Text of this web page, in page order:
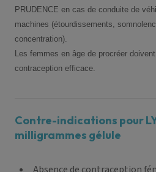
PRUDENCE en cas de conduite de
machines (étourdissements,
concentration).
Les femmes en âge de procréer
contraception efficace.
Contre-indications pour
milligrammes gélule